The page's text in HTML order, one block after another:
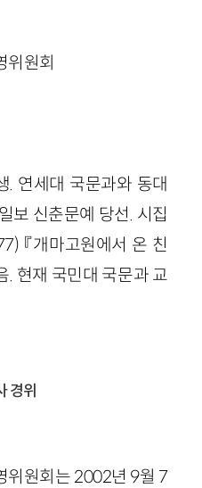
위원회
. 연세대 국문과와 동대
보 신춘문예 당선. 시집
『개마고원에서 온 친
. 현재 국민대 국문과 교
경위
위원회는 2002년 9월 7